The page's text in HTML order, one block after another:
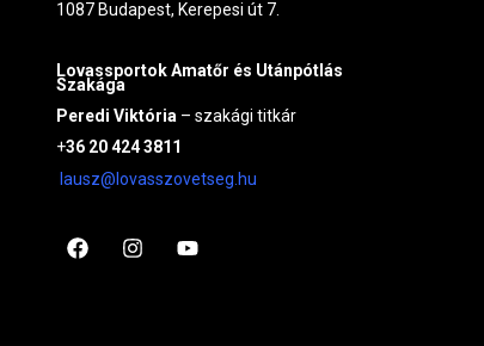
1087 Budapest, Kerepesi út 7.
LovassportokAmatőr és Utánpótlás
Szakága
Peredi Viktória – szakági titkár
+36 20 424 3811
lausz@lovasszovetseg.hu